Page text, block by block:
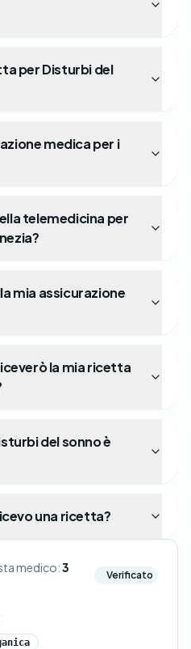
per Disturbi del
medica per i
telemedicina per
mia assicurazione
la mia ricetta
del sonno è
una ricetta?
medico:3
Verificato